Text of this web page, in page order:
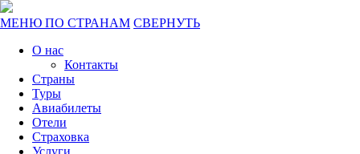
МЕНЮ ПО СТРАНАМ СВЕРНУТЬ
О нас
Контакты
Страны
Туры
Авиабилеты
Отели
Страховка
Услуги